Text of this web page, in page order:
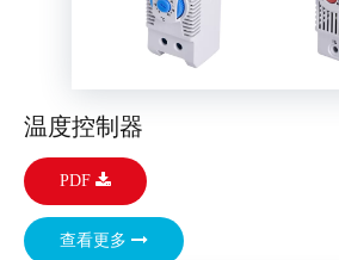
温度控制器
PDF
查看更多